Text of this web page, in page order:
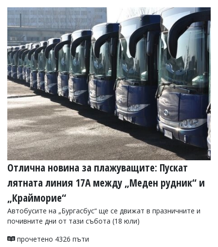
Отлична новина за плажуващите: Пускат
лятната линия 17А между „Меден рудник“ и
„Крайморие“
Автобусите на „Бургасбус“ ще се движат в празничните и
почивните дни от тази събота (18 юли)
прочетено 4326 пъти